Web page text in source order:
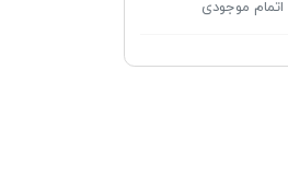
اتمام موجودی